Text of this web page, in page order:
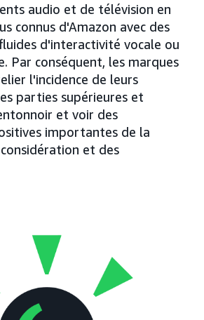
audio et de télévision en
connus d'Amazon avec des
d'interactivité vocale ou
Par conséquent, les marques
l'incidence de leurs
parties supérieures et
et voir des
importantes de la
et des